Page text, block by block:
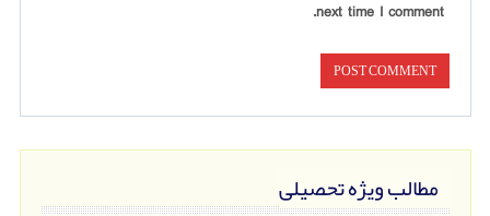
next time I comment.
مطالب ویژه تحصیلی